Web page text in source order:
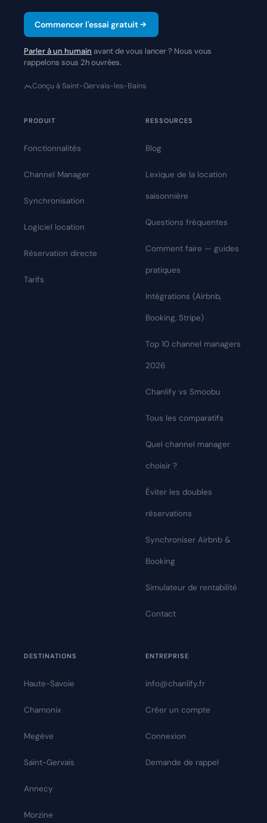
Commencer l'essai gratuit
Parler à un humain avant de vous lancer ? Nous vous
rappelons sous 2h ouvrées.
Conçu à Saint-Gervais-les-Bains
PRODUIT
Fonctionnalités
Channel Manager
Synchronisation
Logiciel location
Réservation directe
Tarifs
RESSOURCES
Blog
Lexique de la location
saisonnière
Questions fréquentes
Comment faire — guides
pratiques
Intégrations (Airbnb,
Booking, Stripe)
Top 10 channel managers
2026
Chanlify vs Smoobu
Tous les comparatifs
Quel channel manager
choisir ?
Éviter les doubles
réservations
Synchroniser Airbnb &
Booking
Simulateur de rentabilité
Contact
DESTINATIONS
Haute-Savoie
Chamonix
Megève
Saint-Gervais
Annecy
Morzine
ENTREPRISE
info@chanlify.fr
Créer un compte
Connexion
Demande de rappel